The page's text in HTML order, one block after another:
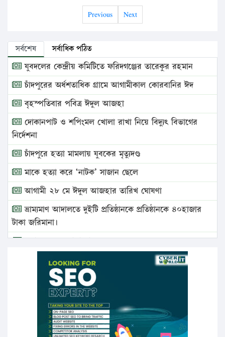
Previous Next
সর্বশেষ সর্বাধিক পঠিত
যুবদলের কেন্দ্রীয় কমিটিতে ফরিদগঞ্জের তারেকুর রহমান
চাঁদপুরের অর্ধশতাধিক গ্রামে আগামীকাল কোরবানির ঈদ
বৃহস্পতিবার পবিত্র ঈদুল আজহা
দোকানপাট ও শপিংমল খোলা রাখা নিয়ে বিদ্যুৎ বিভাগের
নির্দেশনা
চাঁদপুরে হত্যা মামলায় যুবকের মৃত্যুদণ্ড
মাকে হত্যা করে ‘নাটক’ সাজান ছেলে
আগামী ২৮ মে ঈদুল আজহার তারিখ ঘোষণা
ভ্রাম্যমাণ আদালতে দুইটি প্রতিষ্ঠানকে প্রতিষ্ঠানকে ৪০হাজার
টাকা জরিমানা।
এবার লঞ্চের ভাড়া বাড়ল
১৭ থেকে ২১ শতাংশ বিদ্যুতের দাম বাড়ানোর প্রস্তাব পিডিবির
১৬ মে চাঁদপুর ও ২৫ মে ফেনী সফরে যাবেন প্রধানমন্ত্রী
উচ্চশিক্ষায় গৌরবময় অর্জন: পূর্ণ স্কলারশিপে যুক্তরাষ্ট্রে
পিএইচডি করছেন কুয়েটের কৃতি…
সারা দেশে বজ্রাঘাতে ১৪ জনের প্রাণহানি